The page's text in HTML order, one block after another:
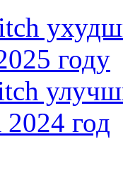
году
год